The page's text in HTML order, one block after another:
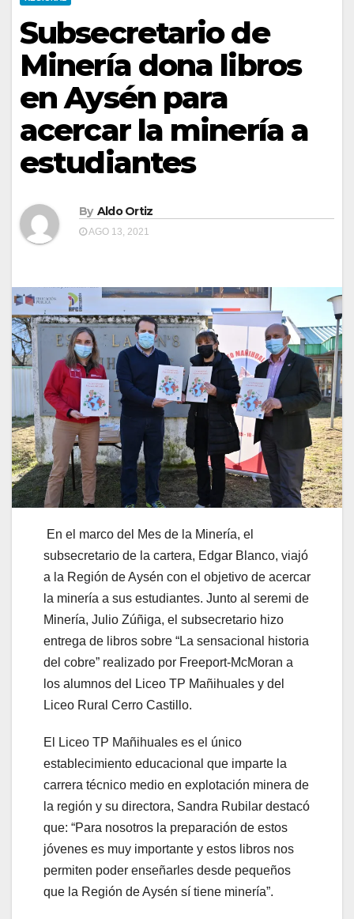
Subsecretario de
Minería dona libros
en Aysén para
acercar la minería a
estudiantes
By Aldo Ortiz
AGO 13, 2021
En el marco del Mes de la Minería, el
subsecretario de la cartera, Edgar Blanco, viajó
a la Región de Aysén con el objetivo de acercar
la minería a sus estudiantes. Junto al seremi de
Minería, Julio Zúñiga, el subsecretario hizo
entrega de libros sobre “La sensacional historia
del cobre” realizado por Freeport-McMoran a
los alumnos del Liceo TP Mañihuales y del
Liceo Rural Cerro Castillo.
El Liceo TP Mañihuales es el único
establecimiento educacional que imparte la
carrera técnico medio en explotación minera de
la región y su directora, Sandra Rubilar destacó
que: “Para nosotros la preparación de estos
jóvenes es muy importante y estos libros nos
permiten poder enseñarles desde pequeños
que la Región de Aysén sí tiene minería”.